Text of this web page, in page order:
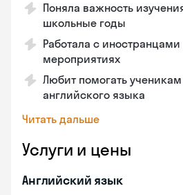
Поняла важность
школьные годы
Работала с
мероприятиях
Любит помогать
английского языка
Читать дальше
Услуги и цены
Английский язык